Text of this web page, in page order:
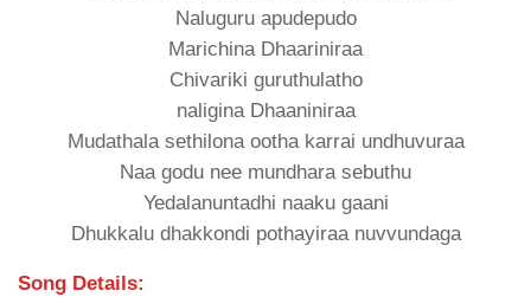
Naluguru apudepudo
Marichina Dhaariniraa
Chivariki guruthulatho
naligina Dhaaniniraa
Mudathala sethilona ootha karrai undhuvuraa
Naa godu nee mundhara sebuthu
Yedalanuntadhi naaku gaani
Dhukkalu dhakkondi pothayiraa nuvvundaga
Song Details: